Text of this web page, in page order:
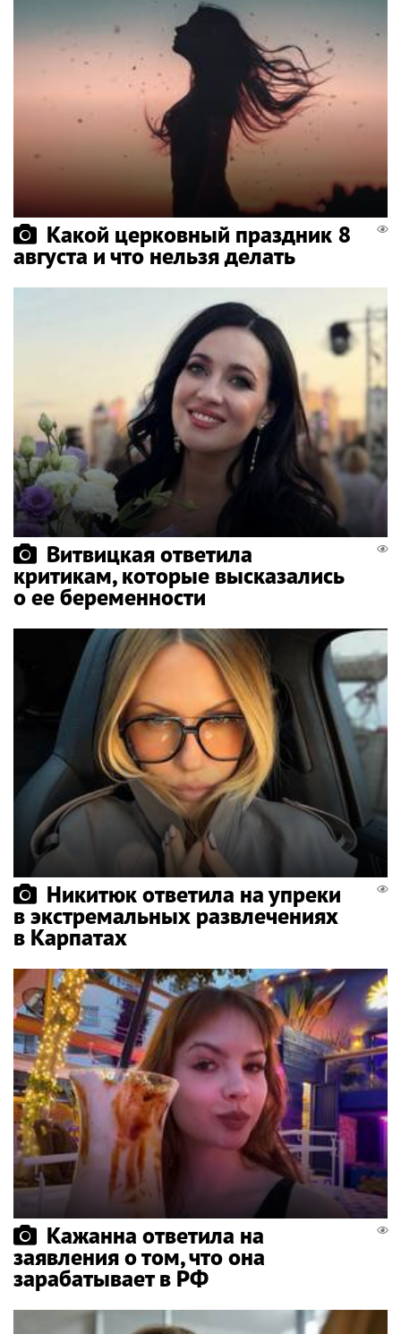
Какой церковный праздник 8
августа и что нельзя делать
Витвицкая ответила
критикам, которые высказались
о ее беременности
Никитюк ответила на упреки
в экстремальных развлечениях
в Карпатах
Кажанна ответила на
заявления о том, что она
зарабатывает в РФ